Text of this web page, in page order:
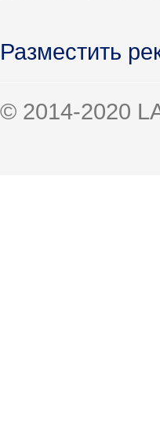
Разместить
© 2014-2020